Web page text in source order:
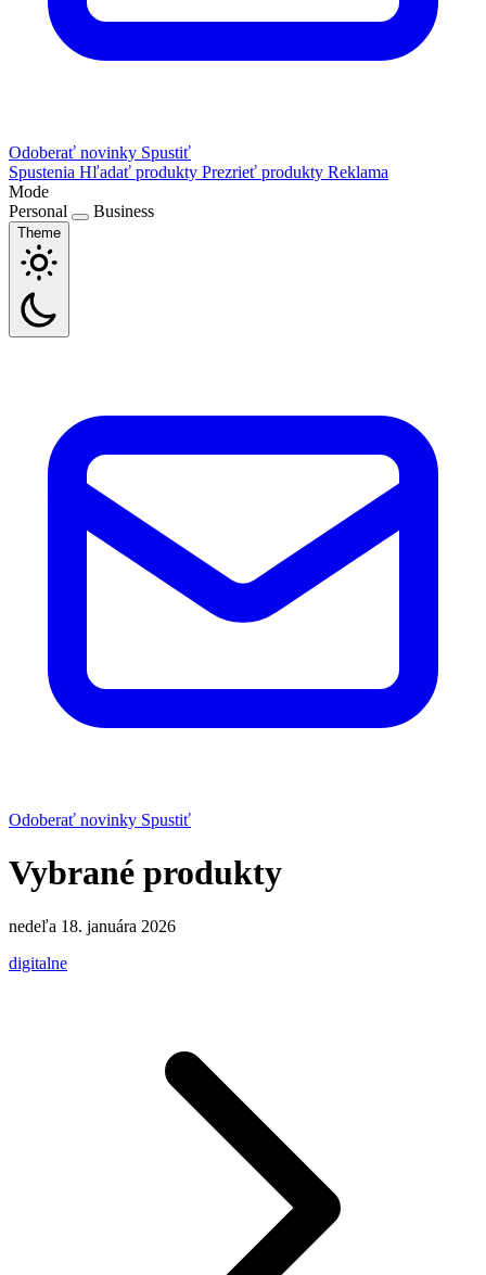
Odoberať novinky Spustiť
Spustenia Hľadať produkty Prezrieť produkty Reklama
Mode
Personal
Business
Theme
Odoberať novinky Spustiť
Vybrané produkty
nedeľa 18. januára 2026
digitalne